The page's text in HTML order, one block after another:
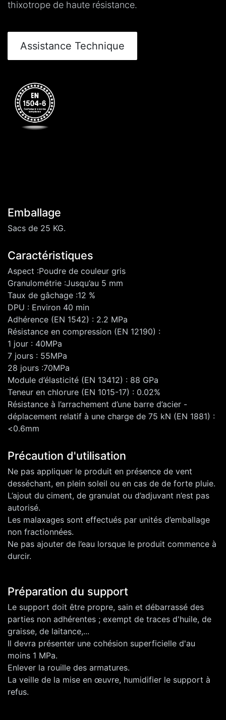
thixotrope de haute résistance.
Assistance Technique
Emballage
Sacs de 25 KG.
Caractéristiques
Aspect :Poudre de couleur gris
Granulométrie :Jusqu’au 5 mm
Taux de gâchage :12 %
DPU : Environ 40 min
Adhérence (EN 1542) : 2.2 MPa
Résistance en compression (EN 12190) :
1 jour : 40MPa
7 jours : 55MPa
28 jours :70MPa
Module d’élasticité (EN 13412) : 88 GPa
Teneur en chlorure (EN 1015-17) : 0.02%
Résistance à l’arrachement d’une barre d’acier -
déplacement relatif à une charge de 75 kN (EN 1881) :
<0.6mm
Précaution d'utilisation
Ne pas appliquer le produit en présence de vent
desséchant, en plein soleil ou en cas de de forte pluie.
L’ajout du ciment, de granulat ou d’adjuvant n’est pas
autorisé.
Les malaxages sont effectués par unités d’emballage
non fractionnées.
Ne pas ajouter de l’eau lorsque le produit commence à
durcir.
Préparation du support
Le support doit être propre, sain et débarrassé des
parties non adhérentes ; exempt de traces d'huile, de
graisse, de laitance,...
Il devra présenter une cohésion superficielle d'au
moins 1 MPa.
Enlever la rouille des armatures.
La veille de la mise en œuvre, humidifier le support à
refus.